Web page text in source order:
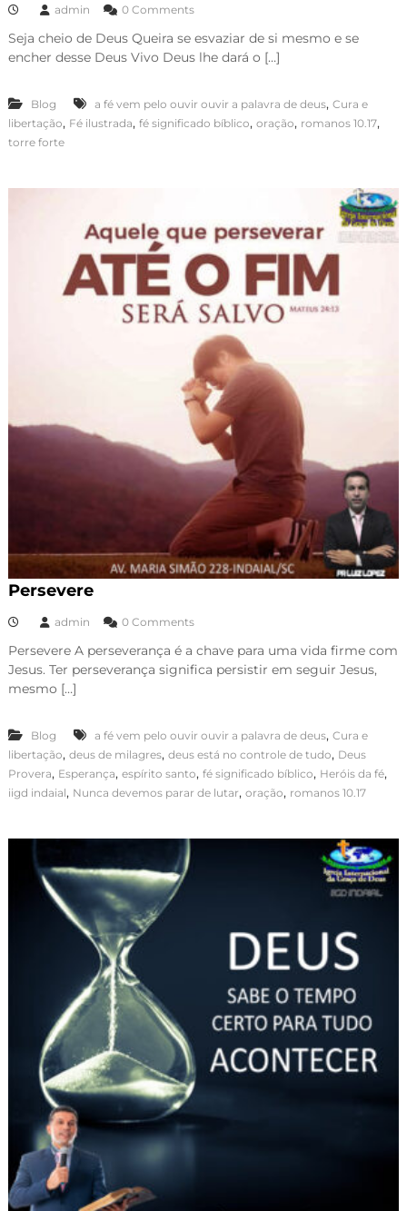
admin 0 Comments
Seja cheio de Deus Queira se esvaziar de si mesmo e se
encher desse Deus Vivo Deus lhe dará o […]
Blog a fé vem pelo ouvir ouvir a palavra de deus, Cura e
libertação, Fé ilustrada, fé significado bíblico, oração, romanos 10.17,
torre forte
Persevere
admin 0 Comments
Persevere A perseverança é a chave para uma vida firme com
Jesus. Ter perseverança significa persistir em seguir Jesus,
mesmo […]
Blog a fé vem pelo ouvir ouvir a palavra de deus, Cura e
libertação, deus de milagres, deus está no controle de tudo, Deus
Provera, Esperança, espírito santo, fé significado bíblico, Heróis da fé,
iigd indaial, Nunca devemos parar de lutar, oração, romanos 10.17